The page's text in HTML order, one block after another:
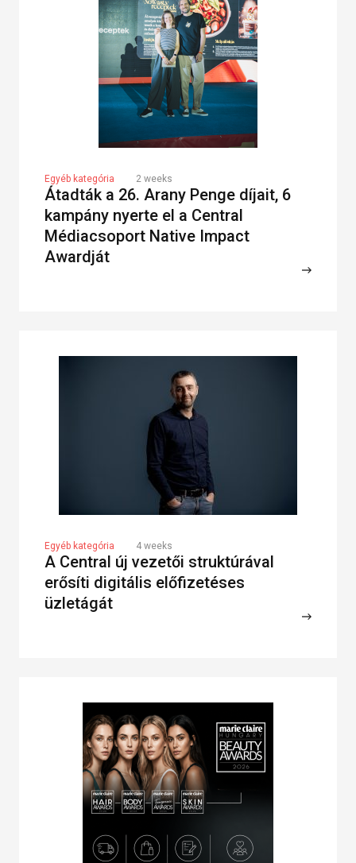
Egyéb kategória 2 weeks
Átadták a 26. Arany Penge díjait, 6
kampány nyerte el a Central
Médiacsoport Native Impact
Awardját
Egyéb kategória 4 weeks
A Central új vezetői struktúrával
erősíti digitális előfizetéses
üzletágát